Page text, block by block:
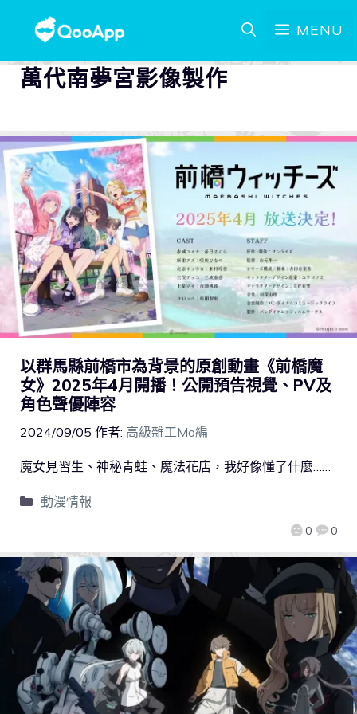
MENU
萬代南夢宮影像製作
以群馬縣前橋市為背景的原創動畫《前橋魔
女》2025年4月開播！公開預告視覺、PV及
角色聲優陣容
2024/09/05 作者: 高級雜工Mo編
0 0
魔女見習生、神秘青蛙、魔法花店，我好像懂了什麼……
動漫情報